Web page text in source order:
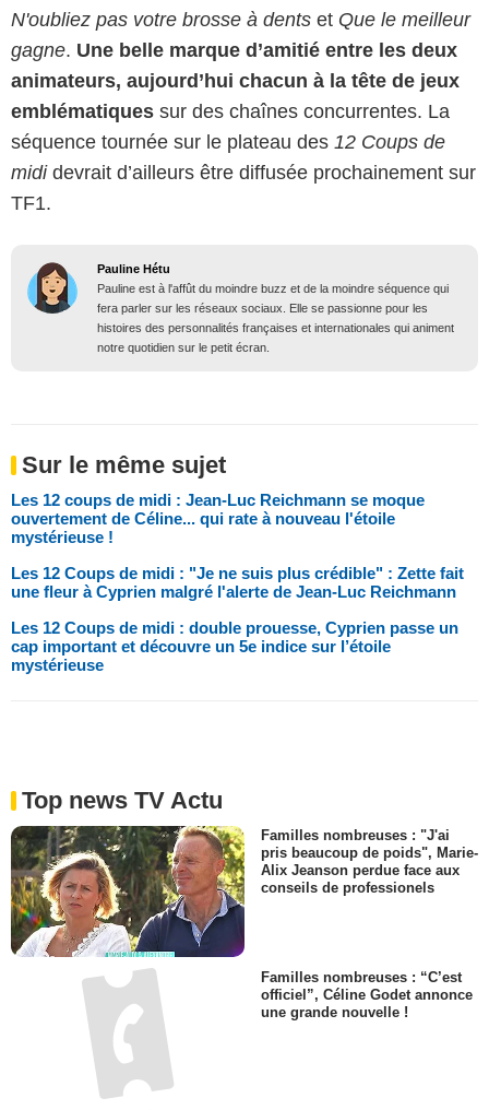
N'oubliez pas votre brosse à dents et Que le meilleur
gagne. Une belle marque d’amitié entre les deux
animateurs, aujourd’hui chacun à la tête de jeux
emblématiques sur des chaînes concurrentes. La
séquence tournée sur le plateau des 12 Coups de
midi devrait d’ailleurs être diffusée prochainement sur
TF1.
Pauline Hétu
Pauline est à l'affût du moindre buzz et de la moindre séquence qui
fera parler sur les réseaux sociaux. Elle se passionne pour les
histoires des personnalités françaises et internationales qui animent
notre quotidien sur le petit écran.
Sur le même sujet
Les 12 coups de midi : Jean-Luc Reichmann se moque
ouvertement de Céline... qui rate à nouveau l'étoile
mystérieuse !
Les 12 Coups de midi : "Je ne suis plus crédible" : Zette fait
une fleur à Cyprien malgré l'alerte de Jean-Luc Reichmann
Les 12 Coups de midi : double prouesse, Cyprien passe un
cap important et découvre un 5e indice sur l’étoile
mystérieuse
Top news TV Actu
Familles nombreuses : "J'ai
pris beaucoup de poids", Marie-
Alix Jeanson perdue face aux
conseils de professionels
Familles nombreuses : “C’est
officiel”, Céline Godet annonce
une grande nouvelle !